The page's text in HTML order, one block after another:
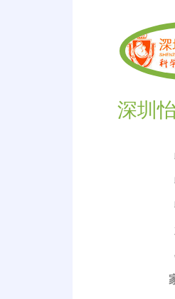
深圳